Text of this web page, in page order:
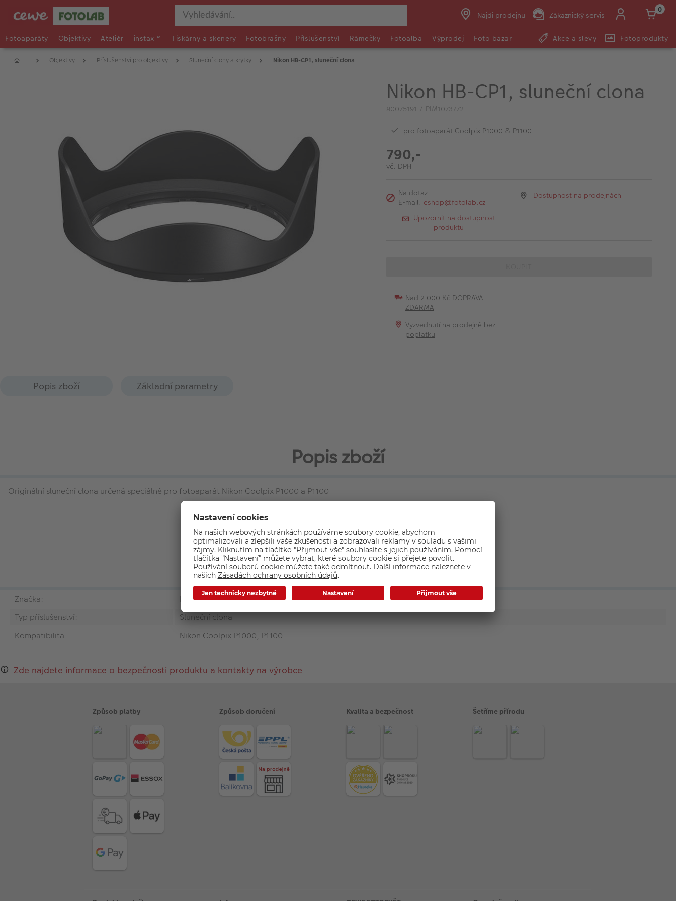
Najdi prodejnu Zákaznický servis
0
Fotoaparáty Objektivy Ateliér instax™ Tiskárny a skenery Fotobrašny Příslušenství Rámečky Fotoalba Výprodej Foto bazar Akce a slevy Fotoprodukty
Objektivy Příslušenství pro objektivy Sluneční clony a krytky Nikon HB-CP1, sluneční clona
Nikon HB-CP1, sluneční clona
80075191 / PIM1073772
pro fotoaparát Coolpix P1000 & P1100
790,-
vč. DPH
Na dotaz
E-mail: eshop@fotolab.cz
Upozornit na dostupnost
produktu
Dostupnost na prodejnách
Nad 2 000 Kč DOPRAVA
ZDARMA
Vyzvednutí na prodejně bez
poplatku
Popis zboží Základní parametry
Popis zboží
Originální sluneční clona určená speciálně pro fotoaparát Nikon Coolpix P1000 a P1100
Základní parametry
Značka:
Nikon
Typ příslušenství:
Sluneční clona
Kompatibilita:
Nikon Coolpix P1000, P1100
Zde najdete informace o bezpečnosti produktu a kontakty na výrobce
Způsob platby Způsob doručení Kvalita a bezpečnost Šetříme přírodu